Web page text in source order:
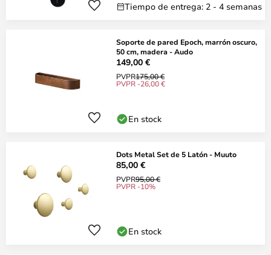
Tiempo de entrega: 2 - 4 semanas
Soporte de pared Epoch, marrón oscuro,
50 cm, madera - Audo
149,00 €
PVPR175,00 €
PVPR -26,00 €
En stock
Dots Metal Set de 5 Latón - Muuto
85,00 €
PVPR95,00 €
PVPR -10%
En stock